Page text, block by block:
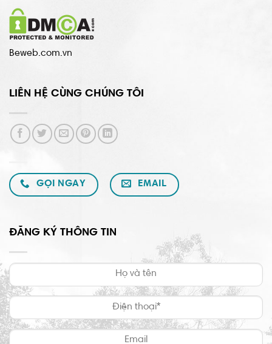
Beweb.com.vn
LIÊN HỆ CÙNG CHÚNG TÔI
GỌI NGAY EMAIL
ĐĂNG KÝ THÔNG TIN